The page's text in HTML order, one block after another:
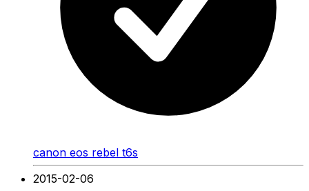
canon eos rebel t6s
2015-02-06